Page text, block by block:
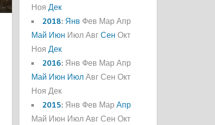
Ноя Дек
2018: Янв Фев Мар Апр
Май Июн Июл Авг Сен Окт
Ноя Дек
2016: Янв Фев Мар Апр
Май Июн Июл Авг Сен Окт
Ноя Дек
2015: Янв Фев Мар Апр
Май Июн Июл Авг Сен Окт